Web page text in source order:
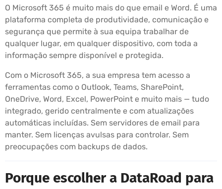
O Microsoft 365 é muito mais do que email e Word. É uma
plataforma completa de produtividade, comunicação e
segurança que permite à sua equipa trabalhar de
qualquer lugar, em qualquer dispositivo, com toda a
informação sempre disponível e protegida.
Com o Microsoft 365, a sua empresa tem acesso a
ferramentas como o Outlook, Teams, SharePoint,
OneDrive, Word, Excel, PowerPoint e muito mais — tudo
integrado, gerido centralmente e com atualizações
automáticas incluídas. Sem servidores de email para
manter. Sem licenças avulsas para controlar. Sem
preocupações com backups de dados.
Porque escolher a DataRoad para